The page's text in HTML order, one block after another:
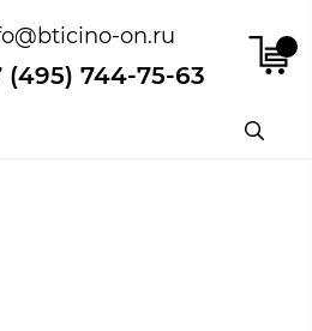
on.ru
(495) 744-75-63